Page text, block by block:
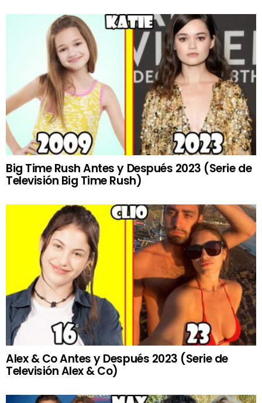
Big Time Rush Antes y Después 2023 (Serie de
Televisión Big Time Rush)
Alex & Co Antes y Después 2023 (Serie de
Televisión Alex & Co)